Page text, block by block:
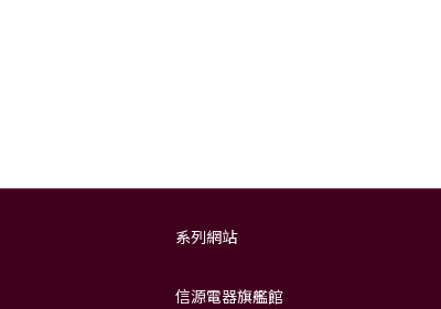
系列網站
信源電器旗艦館